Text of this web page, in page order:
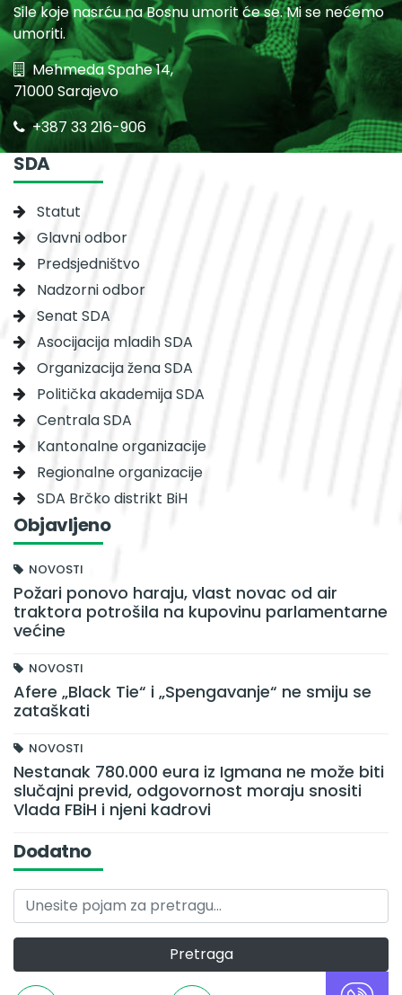
Sile koje nasrću na Bosnu umorit će se. Mi se nećemo
umoriti.
Mehmeda Spahe 14,
71000 Sarajevo
+387 33 216-906
SDA
Statut
Glavni odbor
Predsjedništvo
Nadzorni odbor
Senat SDA
Asocijacija mladih SDA
Organizacija žena SDA
Politička akademija SDA
Centrala SDA
Kantonalne organizacije
Regionalne organizacije
SDA Brčko distrikt BiH
Objavljeno
NOVOSTI
Požari ponovo haraju, vlast novac od air
traktora potrošila na kupovinu parlamentarne
većine
NOVOSTI
Afere „Black Tie“ i „Spengavanje“ ne smiju se
zataškati
NOVOSTI
Nestanak 780.000 eura iz Igmana ne može biti
slučajni previd, odgovornost moraju snositi
Vlada FBiH i njeni kadrovi
Dodatno
Pretraga